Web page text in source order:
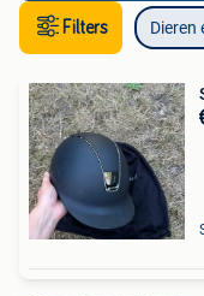
Filters Dieren